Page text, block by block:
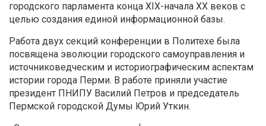
городского парламента конца XIX-начала XX веков с
целью создания единой информационной базы.
Работа двух секций конференции в Политехе была
посвящена эволюции городского самоуправления и
источниковедческим и историографическим аспектам
истории города Перми. В работе приняли участие
президент ПНИПУ Василий Петров и председатель
Пермской городской Думы Юрий Уткин.